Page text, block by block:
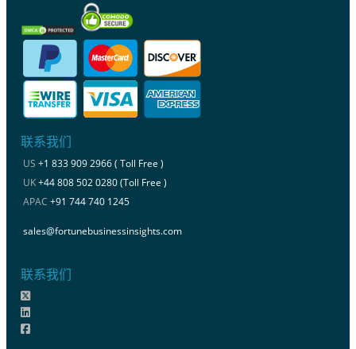
联系我们
US +1 833 909 2966 ( Toll Free )
UK+44 808 502 0280 (Toll Free )
APAC +91 744 740 1245
sales@fortunebusinessinsights.com
联系我们